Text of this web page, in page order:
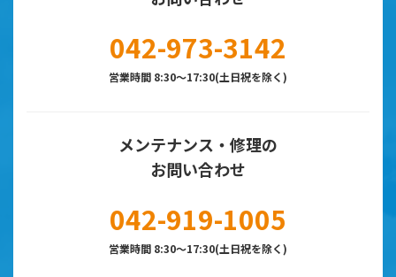
042-973-3142
営業時間 8:30～17:30(土日祝を除く)
メンテナンス・修理の
お問い合わせ
042-919-1005
営業時間 8:30～17:30(土日祝を除く)